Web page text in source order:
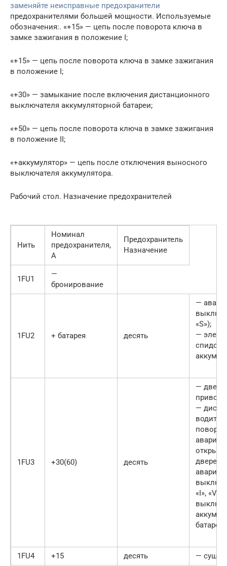
заменяйте неисправные предохранители
предохранителями большей мощности. Используемые
обозначения:. «+15» — цепь после поворота ключа в
замке зажигания в положение I;
«+15» — цепь после поворота ключа в замке зажигания
в положение I;
«+30» — замыкание после включения дистанционного
выключателя аккумуляторной батареи;
«+50» — цепь после поворота ключа в замке зажигания
в положение II;
«+аккумулятор» — цепь после отключения выносного
выключателя аккумулятора.
Рабочий стол. Назначение предохранителей
Нить
Номинал
предохранителя,
А
Предохранитель
Назначение
1FU1
—
бронирование
1FU2 + батарея десять
—
«S»);
—
1FU3 +30(60) десять
—
привод;
—
дверей,
«I», «V»)
батареи
1FU4 +15 десять —